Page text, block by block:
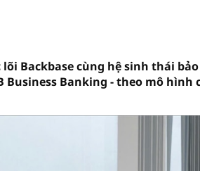
Backbase cùng hệ sinh thái
Business Banking - theo mô hình